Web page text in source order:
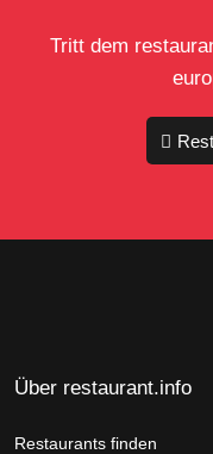
Tritt dem
Über restaurant.info
Restaurants finden